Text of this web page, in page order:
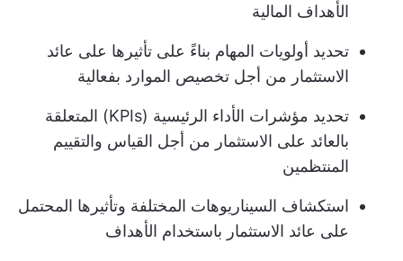
الأهداف المالية
تحديد أولويات المهام بناءً على تأثيرها على عائد
الاستثمار من أجل تخصيص الموارد بفعالية
تحديد مؤشرات الأداء الرئيسية (KPIs) المتعلقة
بالعائد على الاستثمار من أجل القياس والتقييم
المنتظمين
استكشاف السيناريوهات المختلفة وتأثيرها المحتمل
على عائد الاستثمار باستخدام الأهداف